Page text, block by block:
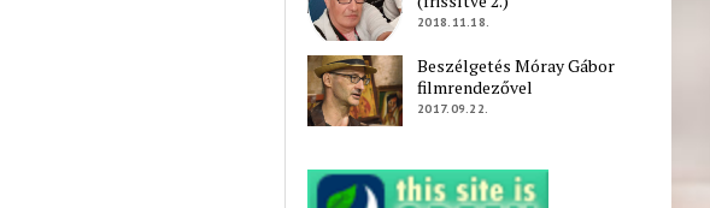
2018.11.18.
Beszélgetés Móray Gábor
filmrendezővel
2017.09.22.